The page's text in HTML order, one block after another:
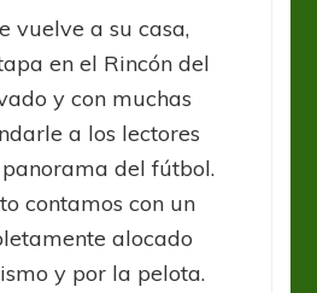
vuelve a su casa,
en el Rincón del
y con muchas
a los lectores
del fútbol.
contamos con un
alocado
y por la pelota.